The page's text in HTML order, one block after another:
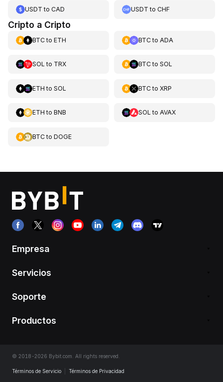
USDT to CAD USDT toCHF
Cripto a Cripto
BTCto ETH BTCto ADA
SOL to TRX BTCto SOL
ETH to SOL BTCto XRP
ETH to BNB SOL to AVAX
BTCto DOGE
Empresa
Servicios
Soporte
Productos
© 2018-2026 Bybit.com. All rights reserved.
Términos de Servicio Términos de Privacidad